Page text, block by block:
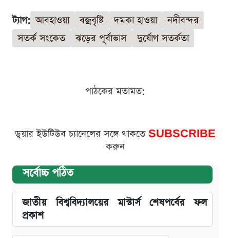
ট্যাগ: আবহাওয়া বজ্রবৃষ্টি দমকা হাওয়া
নদীবন্দর
সতর্ক সংকেত
ঝড়ের পূর্বাভাস দুর্যোগ সতর্কতা
পাঠকের মতামত:
ডুয়ার ইউটিউব চ্যানেলের সঙ্গে থাকতে SUBSCRIBE
করুন
সর্বোচ্চ পঠিত
জাতীয় বিশ্ববিদ্যালয়ের মাস্টার্স শেষপর্বের ফল
প্রকাশ